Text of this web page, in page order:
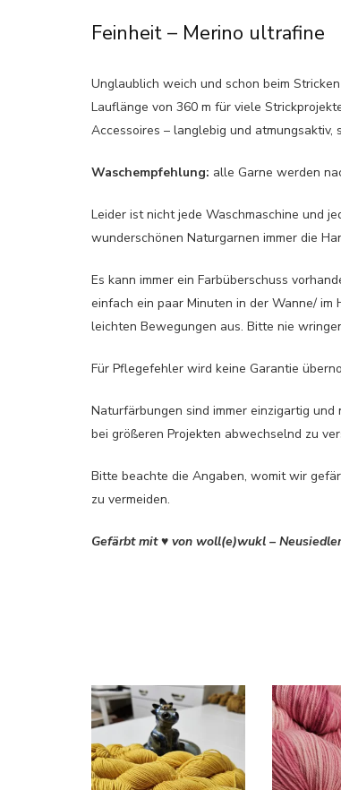
Feinheit – Merino ultrafine
Unglaublich weich und schon beim
Lauflänge von 360 m für viele
Accessoires – langlebig und
Waschempfehlung: alle Garne werden
Leider ist nicht jede Waschmaschine und
wunderschönen Naturgarnen immer die
Es kann immer ein Farbüberschuss
einfach ein paar Minuten in der Wanne/
leichten Bewegungen aus. Bitte nie
Für Pflegefehler wird keine Garantie
Naturfärbungen sind immer einzigartig
bei größeren Projekten abwechselnd zu
Bitte beachte die Angaben, womit wir
zu vermeiden.
Gefärbt mit ♥ von woll(e)wukl –